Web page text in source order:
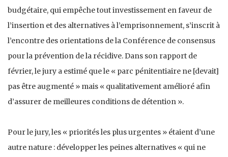
budgétaire, qui empêche tout investissement en faveur de
l’insertion et des alternatives à l’emprisonnement, s’inscrit à
l’encontre des orientations de la Conférence de consensus
pour la prévention de la récidive. Dans son rapport de
février, le jury a estimé que le « parc pénitentiaire ne [devait]
pas être augmenté » mais « qualitativement amélioré afin
d’assurer de meilleures conditions de détention ».
Pour le jury, les « priorités les plus urgentes » étaient d’une
autre nature : développer les peines alternatives « qui ne